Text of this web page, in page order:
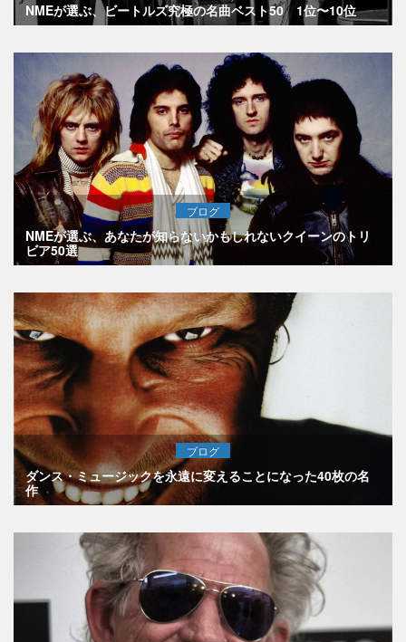
NMEが選ぶ、ビートルズ究極の名曲ベスト50 1位〜10位
ブログ
NMEが選ぶ、あなたが知らないかもしれないクイーンのトリ
ビア50選
ブログ
ダンス・ミュージックを永遠に変えることになった40枚の名
作